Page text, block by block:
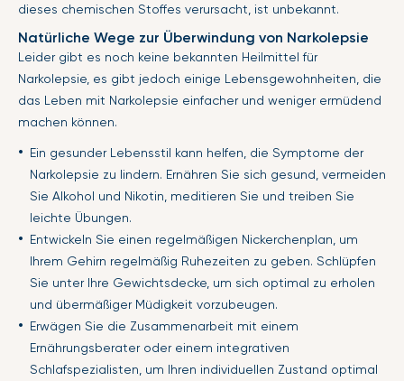
dieses chemischen Stoffes verursacht, ist unbekannt.
Natürliche Wege zur Überwindung von Narkolepsie
Leider gibt es noch keine bekannten Heilmittel für
Narkolepsie, es gibt jedoch einige Lebensgewohnheiten, die
das Leben mit Narkolepsie einfacher und weniger ermüdend
machen können.
Ein gesunder Lebensstil kann helfen, die Symptome der
Narkolepsie zu lindern. Ernähren Sie sich gesund, vermeiden
Sie Alkohol und Nikotin, meditieren Sie und treiben Sie
leichte Übungen.
Entwickeln Sie einen regelmäßigen Nickerchenplan, um
Ihrem Gehirn regelmäßig Ruhezeiten zu geben. Schlüpfen
Sie unter Ihre Gewichtsdecke, um sich optimal zu erholen
und übermäßiger Müdigkeit vorzubeugen.
Erwägen Sie die Zusammenarbeit mit einem
Ernährungsberater oder einem integrativen
Schlafspezialisten, um Ihren individuellen Zustand optimal